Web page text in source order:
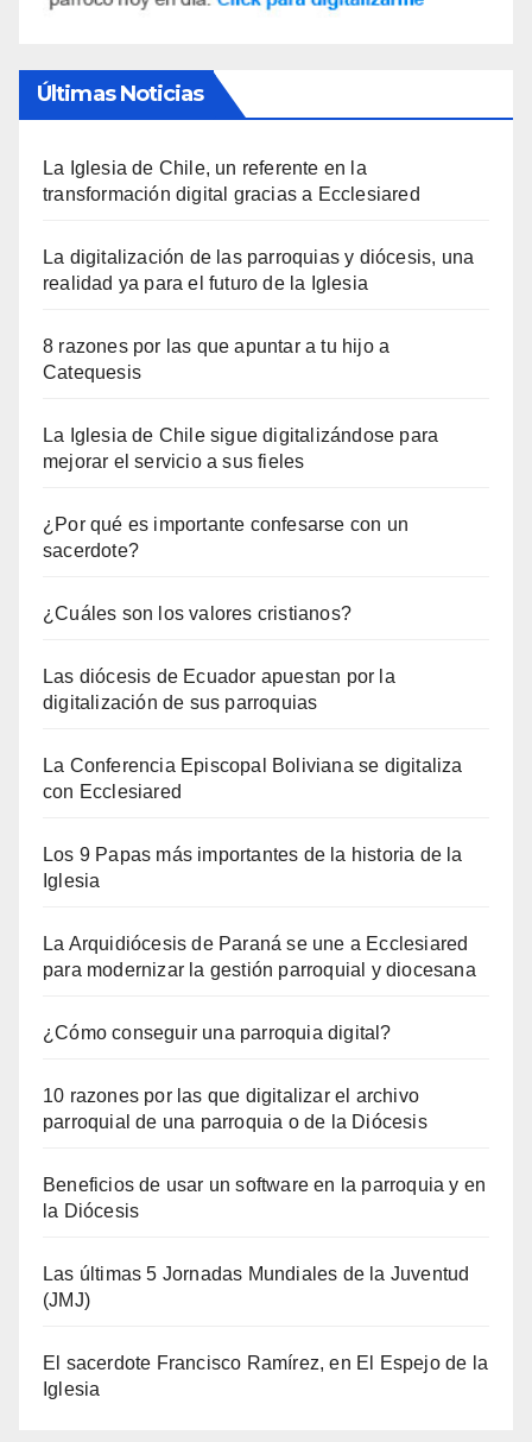
Últimas Noticias
La Iglesia de Chile, un referente en la
transformación digital gracias a Ecclesiared
La digitalización de las parroquias y diócesis, una
realidad ya para el futuro de la Iglesia
8 razones por las que apuntar a tu hijo a
Catequesis
La Iglesia de Chile sigue digitalizándose para
mejorar el servicio a sus fieles
¿Por qué es importante confesarse con un
sacerdote?
¿Cuáles son los valores cristianos?
Las diócesis de Ecuador apuestan por la
digitalización de sus parroquias
La Conferencia Episcopal Boliviana se digitaliza
con Ecclesiared
Los 9 Papas más importantes de la historia de la
Iglesia
La Arquidiócesis de Paraná se une a Ecclesiared
para modernizar la gestión parroquial y diocesana
¿Cómo conseguir una parroquia digital?
10 razones por las que digitalizar el archivo
parroquial de una parroquia o de la Diócesis
Beneficios de usar un software en la parroquia y en
la Diócesis
Las últimas 5 Jornadas Mundiales de la Juventud
(JMJ)
El sacerdote Francisco Ramírez, en El Espejo de la
Iglesia